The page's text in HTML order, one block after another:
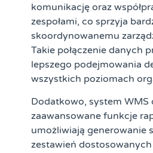
komunikację oraz
zespołami, co sprzyja
skoordynowanemu
Takie połączenie danych
lepszego podejmowania
wszystkich poziomach
Dodatkowo, system WMS
zaawansowane funkcje
umożliwiają generowanie
zestawień